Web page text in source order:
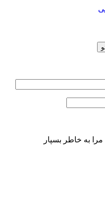
مرا به خاطر بسپار